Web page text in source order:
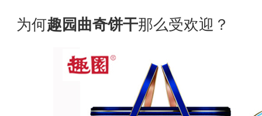
为何趣园曲奇饼干那么受欢迎？